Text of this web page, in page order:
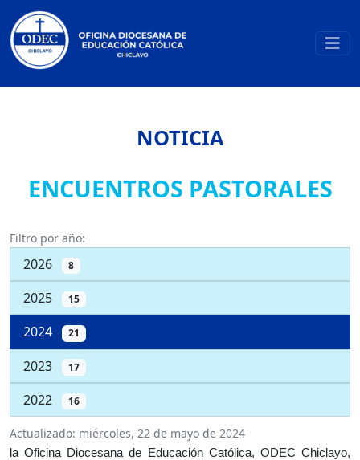
NOTICIA
ENCUENTROS PASTORALES
Filtro por año:
2026 8
2025 15
2024 21
2023 17
2022 16
Actualizado: miércoles, 22 de mayo de 2024
la Oficina Diocesana de Educación Católica, ODEC Chiclayo,